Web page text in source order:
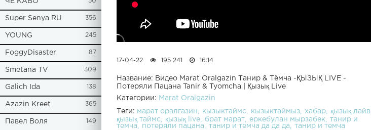
Super Senya RU 356
YOUNG 245
FoggyDisaster 87
Smetana TV 309
Galich Ida 138
Azazin Kreet 365
Павел Воля 149
17-04-22 195 241 16:14
Название: Видео Marat Oralgazin Танир & Тёмча -ҚЫЗЫҚ LIVE -
Потеряли Пацана Tanir & Tyomcha | Қызық Live
Категории: Marat Oralgazin
Теги: марат оралгазин кызыктаймс кызыктаймыз хабар
қызық лайв
қызық таймс
қызық live брат марат еркебулан мырзабек
танир и
темча
потеряли пацана танир и темча да да да
танир и темча